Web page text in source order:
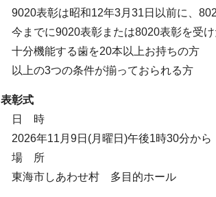
9020表彰は昭和12年3月31日以前に、
今までに9020表彰または8020表彰を受
十分機能する歯を20本以上お持ちの方
以上の3つの条件が揃っておられる方
表彰式
日 時
2026年11月9日(月曜日)午後1時30分から
場 所
東海市しあわせ村 多目的ホール